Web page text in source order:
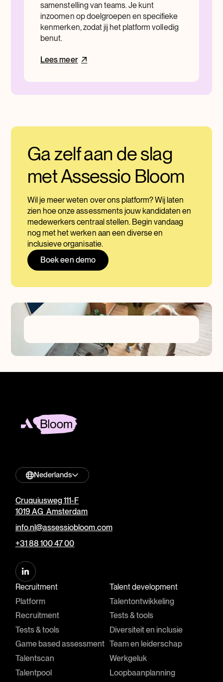
samenstelling van teams. Je kunt
inzoomen op doelgroepen en specifieke
kenmerken, zodat jij het platform volledig
benut.
Lees meer
Ga zelf aan de slag
met Assessio Bloom
Wil je meer weten over ons platform? Wij laten
zien hoe onze assessments jouw kandidaten en
medewerkers centraal stellen. Begin vandaag
nog met het werken aan een diverse en
inclusieve organisatie.
Boek een demo
Nederlands
Cruquiusweg 111-F
1019 AG Amsterdam
info.nl@assessiobloom.com
+31 88 100 47 00
Recruitment
Platform
Recruitment
Tests & tools
Game based assessment
Talentscan
Talentpool
Talent development
Talentontwikkeling
Tests & tools
Diversiteit en inclusie
Team en leiderschap
Werkgeluk
Loopbaanplanning